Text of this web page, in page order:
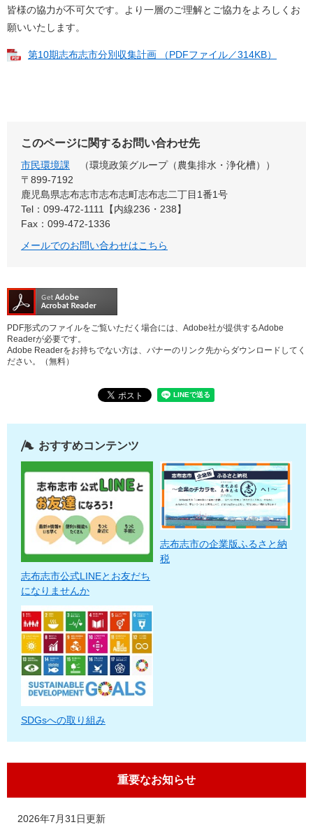
皆様の協力が不可欠です。より一層のご理解とご協力をよろしくお
願いいたします。
第10期志布志市分別収集計画 （PDFファイル／314KB）
このページに関するお問い合わせ先
市民環境課
環境政策グループ（農集排水・浄化槽）
〒899‐7192
鹿児島県志布志市志布志町志布志二丁目1番1号
Tel：099-472-1111【内線236・238】
Fax：099-472-1336
メールでのお問い合わせはこちら
PDF形式のファイルをご覧いただく場合には、Adobe社が提供するAdobe
Readerが必要です。
Adobe Readerをお持ちでない方は、バナーのリンク先からダウンロードしてく
ださい。（無料）
おすすめコンテンツ
志布志市公式LINEとお友だち
になりませんか
志布志市の企業版ふるさと納
税
SDGsへの取り組み
重要なお知らせ
2026年7月31日更新